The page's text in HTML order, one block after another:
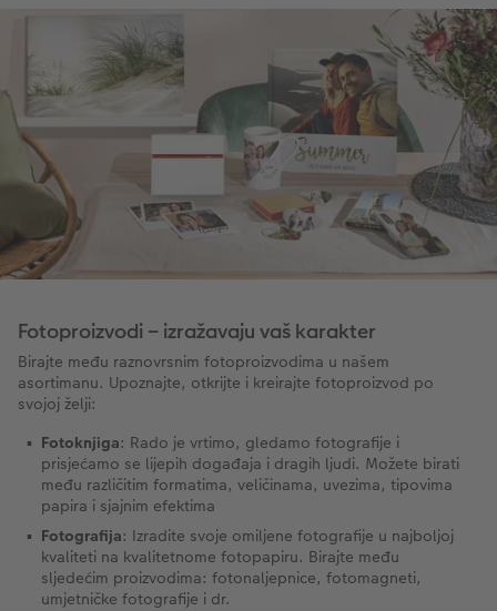
Fotoproizvodi – izražavaju vaš karakter
Birajte među raznovrsnim fotoproizvodima u našem
asortimanu. Upoznajte, otkrijte i kreirajte fotoproizvod po
svojoj želji:
Fotoknjiga: Rado je vrtimo, gledamo fotografije i
prisjećamo se lijepih događaja i dragih ljudi. Možete birati
među različitim formatima, veličinama, uvezima, tipovima
papira i sjajnim efektima
Fotografija: Izradite svoje omiljene fotografije u najboljoj
kvaliteti na kvalitetnome fotopapiru. Birajte među
sljedećim proizvodima: fotonaljepnice, fotomagneti,
umjetničke fotografije i dr.